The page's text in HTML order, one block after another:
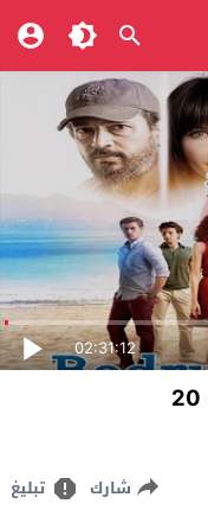
02:31:12
شارك تبليغ